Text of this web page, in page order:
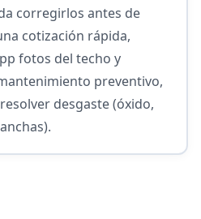
corregirlos antes de
cotización rápida,
fotos del techo y
preventivo,
desgaste (óxido,